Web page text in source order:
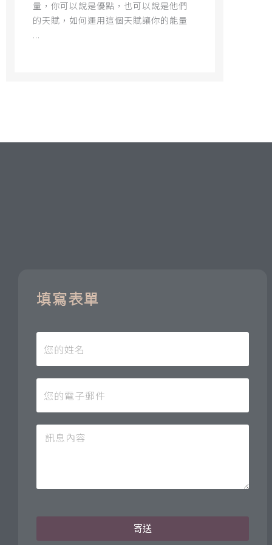
量，你可以說是優點，也可以說是他們
的天賦，如何運用這個天賦讓你的能量
...
填寫表單
寄送